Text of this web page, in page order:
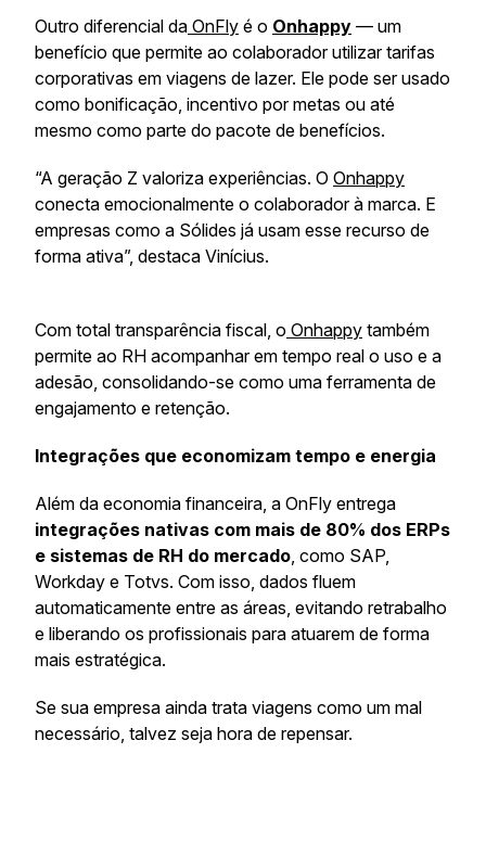
Outro diferencial da OnFly é o Onhappy — um
benefício que permite ao colaborador utilizar tarifas
corporativas em viagens de lazer. Ele pode ser usado
como bonificação, incentivo por metas ou até
mesmo como parte do pacote de benefícios.
“A geração Z valoriza experiências. O Onhappy
conecta emocionalmente o colaborador à marca. E
empresas como a Sólides já usam esse recurso de
forma ativa”, destaca Vinícius.
Com total transparência fiscal, o Onhappy também
permite ao RH acompanhar em tempo real o uso e a
adesão, consolidando-se como uma ferramenta de
engajamento e retenção.
Integrações que economizam tempo e energia
Além da economia financeira, a OnFly entrega
integrações nativas com mais de 80% dos ERPs
e sistemas de RH do mercado, como SAP,
Workday e Totvs. Com isso, dados fluem
automaticamente entre as áreas, evitando retrabalho
e liberando os profissionais para atuarem de forma
mais estratégica.
Se sua empresa ainda trata viagens como um mal
necessário, talvez seja hora de repensar.